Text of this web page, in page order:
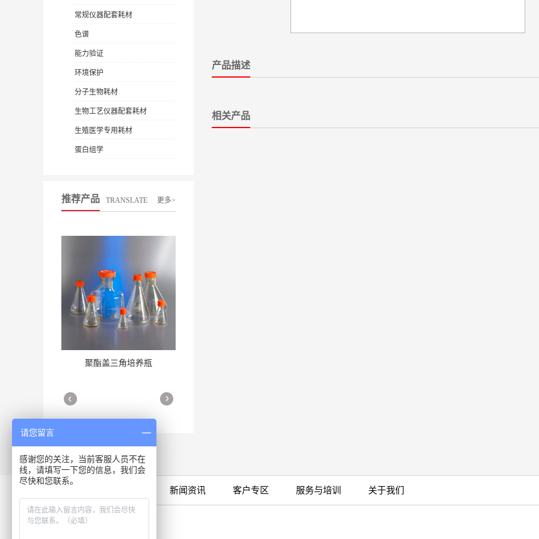
常规仪器配套耗材
色谱
能力验证
环境保护
分子生物耗材
生物工艺仪器配套耗材
生殖医学专用耗材
蛋白组学
推荐产品 TRANSLATE 更多>
聚酯盖三角培养瓶
More
产品描述
相关产品
新闻资讯 客户专区 服务与培训 关于我们
咨询专线
请您留言
感谢您的关注，当前客服人员不在
线，请填写一下您的信息，我们会
尽快和您联系。